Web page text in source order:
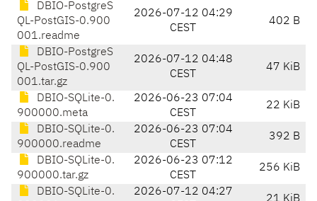
DBIO-PostgreS
QL-PostGIS-0.900
001.readme
2026-07-12 04:29
CEST
402 B
DBIO-PostgreS
QL-PostGIS-0.900
001.tar.gz
2026-07-12 04:48
CEST
47 KiB
DBIO-SQLite-0.
900000.meta
2026-06-23 07:04
CEST
22 KiB
DBIO-SQLite-0.
900000.readme
2026-06-23 07:04
CEST
392 B
DBIO-SQLite-0.
900000.tar.gz
2026-06-23 07:12
CEST
256 KiB
DBIO-SQLite-0.
2026-07-12 04:27